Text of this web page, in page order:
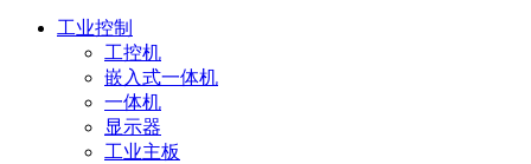
工业控制
工控机
嵌入式一体机
一体机
显示器
工业主板